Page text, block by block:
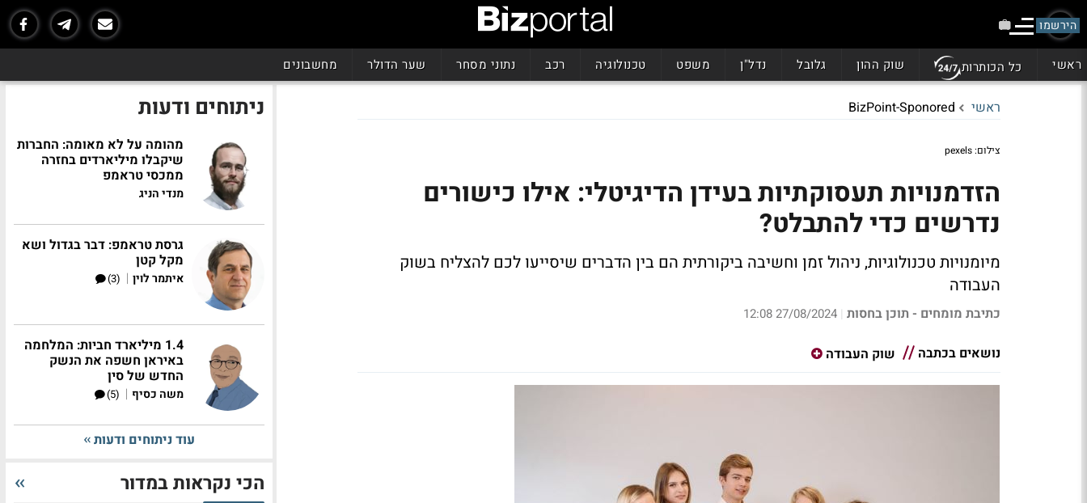
הירשמו
ראשי כל הכותרות שוק ההון גלובל נדל"ן משפט טכנולוגיה רכב נתוני מסחר שער הדולר מחשבונים
ראשי BizPoint-Sponored
צילום: pexels
הזדמנויות תעסוקתיות בעידן הדיגיטלי: אילו כישורים
נדרשים כדי להתבלט?
מיומנויות טכנולוגיות, ניהול זמן וחשיבה ביקורתית הם בין הדברים שיסייעו לכם להצליח בשוק
העבודה
כתיבת מומחים - תוכן בחסות |
27/08/2024 12:08
נושאים בכתבה שוק העבודה
ניתוחים ודעות
מהומה על לא מאומה: החברות
שיקבלו מיליארדים בחזרה
ממכסי טראמפ
מנדי הניג
גרסת טראמפ: דבר בגדול ושא
מקל קטן
איתמר לוין |
(3)
1.4 מיליארד חביות: המלחמה
באיראן חשפה את הנשק
החדש של סין
משה כסיף |
(5)
עוד ניתוחים ודעות
הכי נקראות במדור